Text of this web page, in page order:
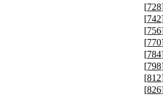
[728
[742
[756
[770
[784
[798
[812
[826